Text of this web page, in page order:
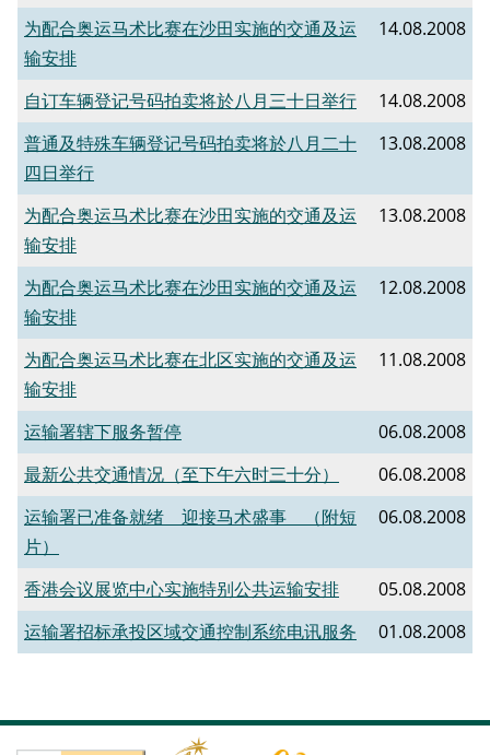
为配合奥运马术比赛在沙田实施的交通及运
输安排
14.08.2008
自订车辆登记号码拍卖将於八月三十日举行
14.08.2008
普通及特殊车辆登记号码拍卖将於八月二十
四日举行
13.08.2008
为配合奥运马术比赛在沙田实施的交通及运
输安排
13.08.2008
为配合奥运马术比赛在沙田实施的交通及运
输安排
12.08.2008
为配合奥运马术比赛在北区实施的交通及运
输安排
11.08.2008
运输署辖下服务暂停
06.08.2008
最新公共交通情况（至下午六时三十分）
06.08.2008
运输署已准备就绪 迎接马术盛事 （附短
片）
06.08.2008
香港会议展览中心实施特别公共运输安排
05.08.2008
运输署招标承投区域交通控制系统电讯服务
01.08.2008